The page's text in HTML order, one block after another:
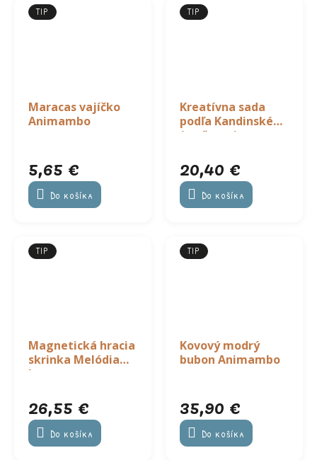
TIP
Maracas vajíčko
Animambo
5,65 €
Do košíka
TIP
Kreatívna sada
podľa Kandinského
(maľovanie
20,40 €
Do košíka
TIP
Magnetická hracia
skrinka Melódia
lesa
26,55 €
Do košíka
TIP
Kovový modrý
bubon Animambo
35,90 €
Do košíka